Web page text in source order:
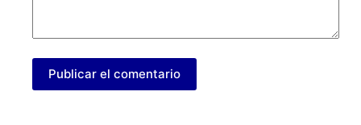
Publicar el comentario